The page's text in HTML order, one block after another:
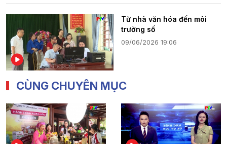
Từ nhà văn hóa đến môi
trường số
09/06/2026 19:06
CÙNG CHUYÊN MỤC